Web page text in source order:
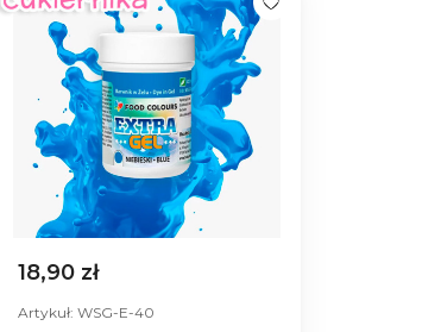
18,90 zł
Artykuł: WSG-E-40